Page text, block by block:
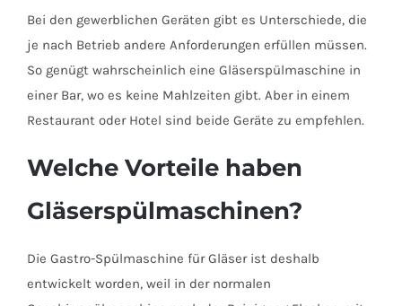
Bei den gewerblichen Geräten gibt es Unterschiede, die
je nach Betrieb andere Anforderungen erfüllen müssen.
So genügt wahrscheinlich eine Gläserspülmaschine in
einer Bar, wo es keine Mahlzeiten gibt. Aber in einem
Restaurant oder Hotel sind beide Geräte zu empfehlen.
Welche Vorteile haben
Gläserspülmaschinen?
Die Gastro-Spülmaschine für Gläser ist deshalb
entwickelt worden, weil in der normalen